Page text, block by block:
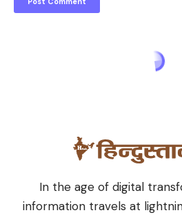
In the age of digital
information travels at